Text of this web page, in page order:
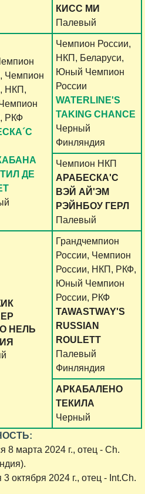
КИСС МИ
Палевый
Чемпион
НКП,
РКФ
ДЕ
Чемпион России,
НКП, Беларуси,
Юный Чемпион
России
WATERLINE'S
TAKING CHANCE
Черный
Финляндия
Чемпион НКП
АРАБЕСКА'С
ВЭЙ АЙ'ЭМ
РЭЙНБОУ ГЕРЛ
Палевый
НЕЛЬ
Грандчемпион
России, Чемпион
России, НКП, РКФ,
Юный Чемпион
России, РКФ
TAWASTWAY'S
RUSSIAN
ROULETT
Палевый
Финляндия
АРКАБАЛЕНО
ТЕКИЛА
Черный
8 марта 2024 г., отец - Ch.
октября 2024 г., отец - Int.Ch.